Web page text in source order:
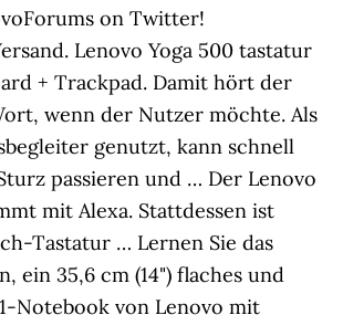
on Twitter!
Lenovo Yoga 500 tastatur
+ Trackpad. Damit hört der
wenn der Nutzer möchte. Als
genutzt, kann schnell
passieren und … Der Lenovo
mit Alexa. Stattdessen ist
Tastatur … Lernen Sie das
ein 35,6 cm (14") flaches und
Notebook von Lenovo mit